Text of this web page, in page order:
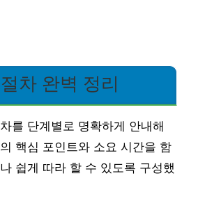
차 완벽 정리
를 단계별로 명확하게 안내해
핵심 포인트와 소요 시간을 함
쉽게 따라 할 수 있도록 구성했